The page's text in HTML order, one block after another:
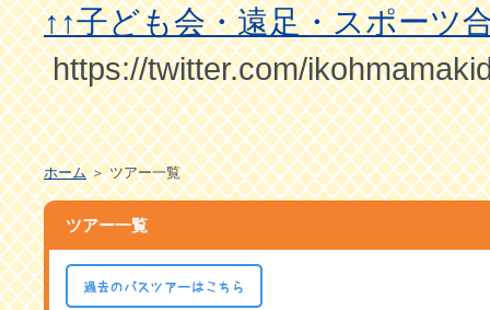
↑↑子ども会・遠足・スポーツ
https://twitter.com/
ホーム＞ ツアー一覧
ツアー一覧